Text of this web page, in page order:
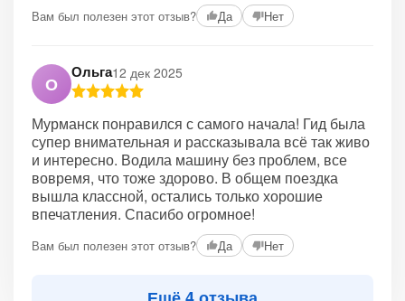
Вам был полезен этот отзыв? Да Нет
О
Ольга12 дек 2025
Мурманск понравился с самого начала! Гид была
супер внимательная и рассказывала всё так живо
и интересно. Водила машину без проблем, все
вовремя, что тоже здорово. В общем поездка
вышла классной, остались только хорошие
впечатления. Спасибо огромное!
Вам был полезен этот отзыв? Да Нет